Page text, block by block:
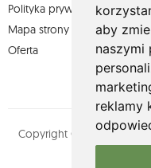
aby
naszymi
reklamy
Polityka prywatności
Mapa strony
Oferta
Copyright © olium.pl.